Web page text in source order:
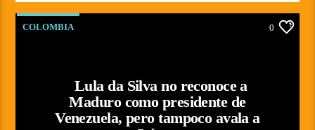
COLOMBIA 0
Lula da Silva no reconoce a
Maduro como presidente de
Venezuela, pero tampoco avala a